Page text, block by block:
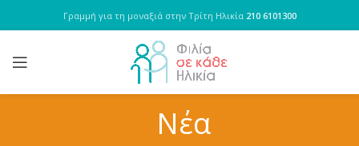
Γραμμή για τη μοναξιά στην Τρίτη Ηλικία 210 6101300
Νέα